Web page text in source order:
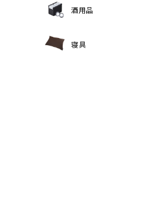
酒用品
寝具